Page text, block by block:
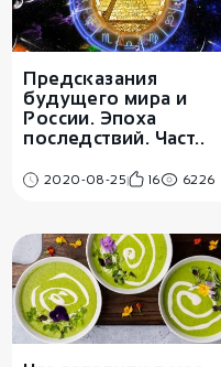
Предсказания
будущего мира и
России. Эпоха
последствий. Част..
2020-08-25 16 6226